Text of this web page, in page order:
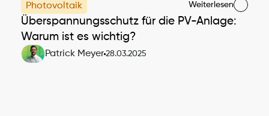
Photovoltaik Weiterlesen
Überspannungsschutz für die PV-Anlage:
Warum ist es wichtig?
Patrick Meyer 28.03.2025